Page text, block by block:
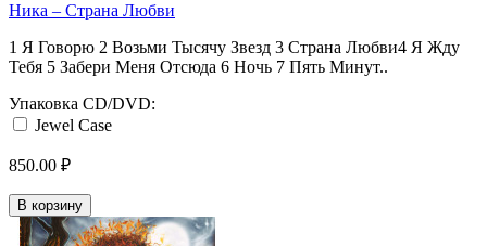
Ника ‎– Страна Любви
1 Я Говорю 2 Возьми Тысячу Звезд 3 Страна Любви4 Я Жду
Тебя 5 Забери Меня Отсюда 6 Ночь 7 Пять Минут..
Упаковка CD/DVD:
Jewel Case
850.00 ₽
В корзину